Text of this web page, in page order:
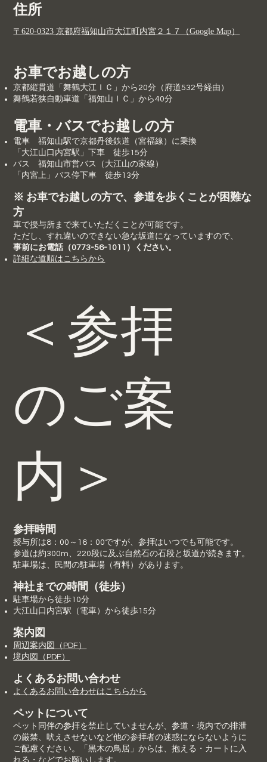
住所
〒620-0323 京都府福知山市大江町内宮２１７（Google Map）
お車でお越しの方
京都縦貫道「舞鶴大江ＩＣ」から20分（府道532号経由）
舞鶴若狭自動車道「福知山ＩＣ」から40分
電車・バスでお越しの方
電車 福知山駅で京都丹後鉄道（宮福線）に乗換
「大江山口内宮駅」下車 徒歩15分
バス 福知山市営バス（大江山の家線）
「内宮上」バス停下車 徒歩13分
※ お車でお越しの方で、参道を歩くことが困難な
方
車で授与所まで来ていただくことが可能です。
ただし、すれ違いのできない急な坂道になっていますので、
事前にお電話（0773-56-1011）ください。
​詳細な道順はこちらから
＜参拝
のご案
内＞
参拝時間
授与所は8：00～16：00ですが、参拝はいつでも可能です。
参道は約300m、220段に及ぶ自然石の石段と坂道が続きます。
駐車場は、民間の駐車場（有料）があります。
​神社までの時間（徒歩）
駐車場から徒歩10分
大江山口内宮駅（電車）から徒歩15分
案内図
周辺案内図​（PDF）
​境内図（PDF）
​よくあるお問い合わせ
​よくあるお問い合わせはこちらから
​ペットについて​
ペット同伴の参拝を禁止していませんが、参道・境内での排泄
の厳禁、吠えさせないなど他の参拝者の迷惑にならないように
ご配慮ください。「黒木の鳥居」からは、抱える・カートに入
れる・などでお願いします。